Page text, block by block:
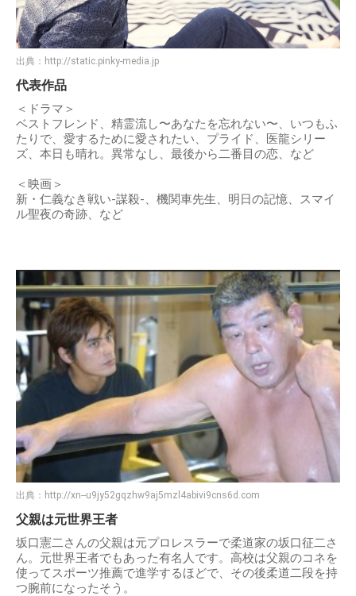
出典： http://static.pinky-media.jp
代表作品
＜ドラマ＞
ベストフレンド、精霊流し〜あなたを忘れない〜、いつもふ
たりで、愛するために愛されたい、プライド、医龍シリー
ズ、本日も晴れ。異常なし、最後から二番目の恋、など
＜映画＞
新・仁義なき戦い-謀殺-、機関車先生、明日の記憶、スマイ
ル聖夜の奇跡、など
出典： http://xn--u9jy52gqzhw9aj5mzl4abivi9cns6d.com
父親は元世界王者
坂口憲二さんの父親は元プロレスラーで柔道家の坂口征二さ
ん。元世界王者でもあった有名人です。高校は父親のコネを
使ってスポーツ推薦で進学するほどで、その後柔道二段を持
つ腕前になったそう。